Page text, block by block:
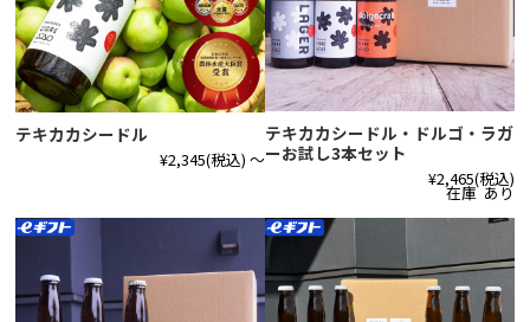
テキカカシードル
¥2,345(税込) ～
テキカカシードル・ドルゴ・ラガ
ーお試し3本セット
¥2,465(税込)
在庫 あり